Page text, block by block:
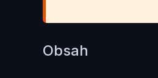
Obsah